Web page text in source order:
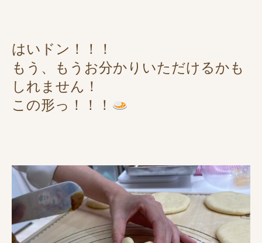
はいドン！！！
もう、もうお分かりいただけるかも
しれません！
この形っ！！！